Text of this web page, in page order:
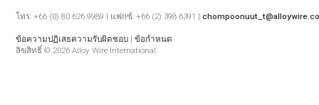
โทร: +66 (0) 80 626 9989 | แฟกซ์: +66 (2) 398 6391 |
ข้อความปฏิเสธความรับผิดชอบ | ข้อกำหนด
ลิขสิทธิ์ © 2026 Alloy Wire International